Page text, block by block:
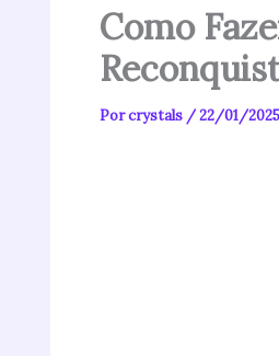
Como
Porcrystals /22/01/2025